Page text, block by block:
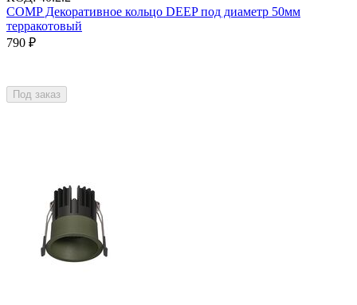
COMP Декоративное кольцо DEEP под диаметр 50мм
терракотовый
790 ₽
Под заказ